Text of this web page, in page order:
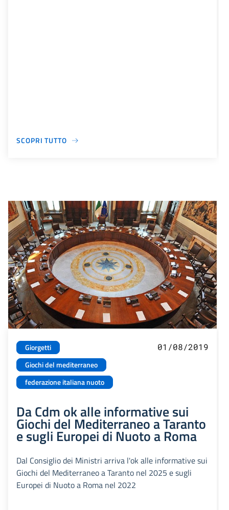
SCOPRI TUTTO
Giorgetti
Giochi del mediterraneo
federazione italiana nuoto
01/08/2019
Da Cdm ok alle informative sui
Giochi del Mediterraneo a Taranto
e sugli Europei di Nuoto a Roma
Dal Consiglio dei Ministri arriva l'ok alle informative sui
Giochi del Mediterraneo a Taranto nel 2025 e sugli
Europei di Nuoto a Roma nel 2022